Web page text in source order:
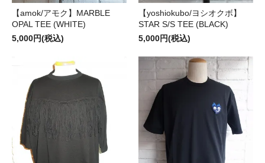
【amok/アモク】MARBLE
OPAL TEE (WHITE)
5,000円(税込)
【yoshiokubo/ヨシオクボ】
STAR S/S TEE (BLACK)
5,000円(税込)